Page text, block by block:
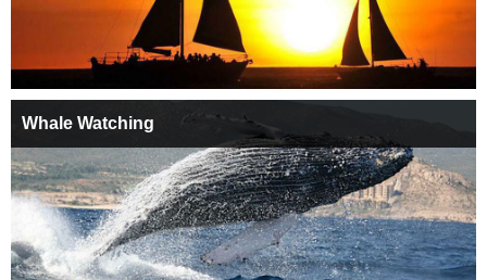
Whale Watching